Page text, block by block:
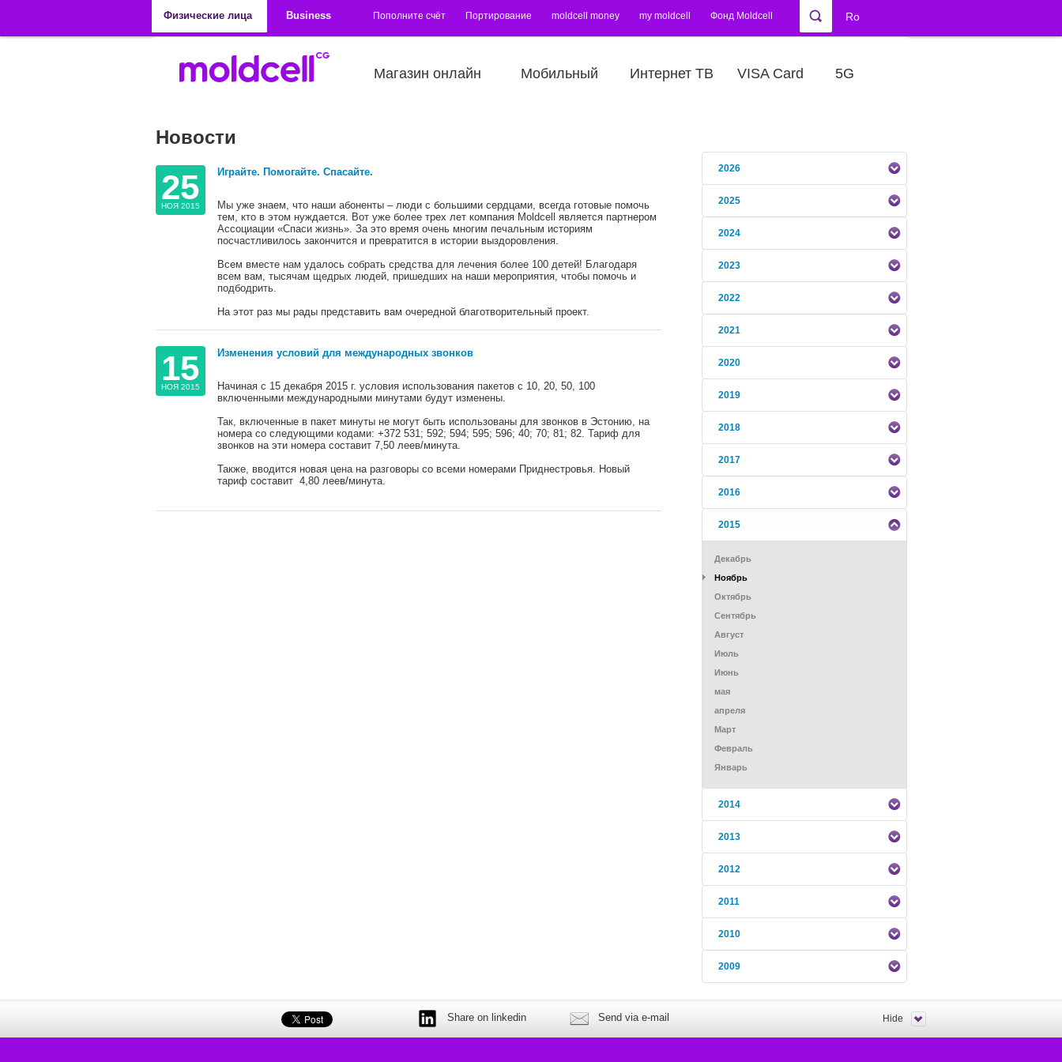
Физические лица
Business Пополните счёт Портирование moldcell money my moldcell Фонд Moldcell Ro
Магазин онлайн Мобильный Интернет ТВ VISA Card 5G
Новости
25
НОЯ 2015
Играйте. Помогайте. Спасайте.
Мы уже знаем, что наши абоненты – люди с большими сердцами, всегда готовые помочь
тем, кто в этом нуждается. Вот уже более трех лет компания Moldcell является партнером
Ассоциации «Спаси жизнь». За это время очень многим печальным историям
посчастливилось закончится и превратится в истории выздоровления.
Всем вместе нам удалось собрать средства для лечения более 100 детей! Благодаря
всем вам, тысячам щедрых людей, пришедших на наши мероприятия, чтобы помочь и
подбодрить.
На этот раз мы рады представить вам очередной благотворительный проект.
15
НОЯ 2015
Изменения условий для международных звонков
Начиная с 15 декабря 2015 г. условия использования пакетов с 10, 20, 50, 100
включенными международными минутами будут изменены.
Так, включенные в пакет минуты не могут быть использованы для звонков в Эстонию, на
номера со следующими кодами: +372 531; 592; 594; 595; 596; 40; 70; 81; 82. Тариф для
звонков на эти номера составит 7,50 леев/минута.
Также, вводится новая цена на разговоры со всеми номерами Приднестровья. Новый
тариф составит 4,80 леев/минута.
2026
2025
2024
2023
2022
2021
2020
2019
2018
2017
2016
2015
Декабрь
Ноябрь
Октябрь
Сентябрь
Август
Июль
Июнь
мая
апреля
Mарт
Февраль
Январь
2014
2013
2012
2011
2010
2009
Share on linkedin Send via e-mail Hide